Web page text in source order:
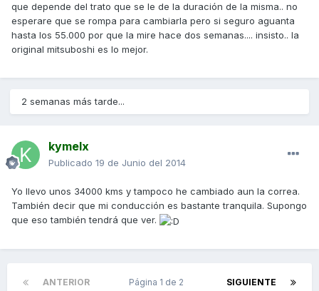
que depende del trato que se le de la duración de la misma.. no
esperare que se rompa para cambiarla pero si seguro aguanta
hasta los 55.000 por que la mire hace dos semanas.... insisto.. la
original mitsuboshi es lo mejor.
2 semanas más tarde...
kymelx
Publicado 19 de Junio del 2014
Yo llevo unos 34000 kms y tampoco he cambiado aun la correa.
También decir que mi conducción es bastante tranquila. Supongo
que eso también tendrá que ver.
ANTERIOR SIGUIENTE
Página 1 de 2